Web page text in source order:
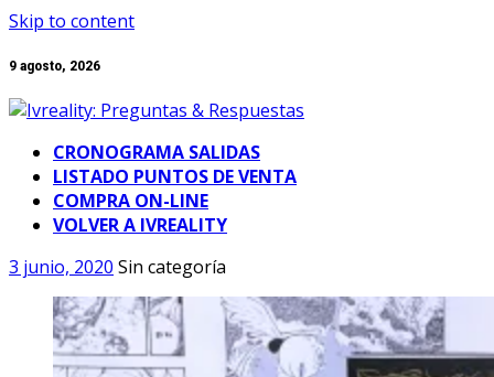
Skip to content
9 agosto, 2026
CRONOGRAMA SALIDAS
LISTADO PUNTOS DE VENTA
COMPRA ON-LINE
VOLVER A IVREALITY
3 junio, 2020 Sin categoría